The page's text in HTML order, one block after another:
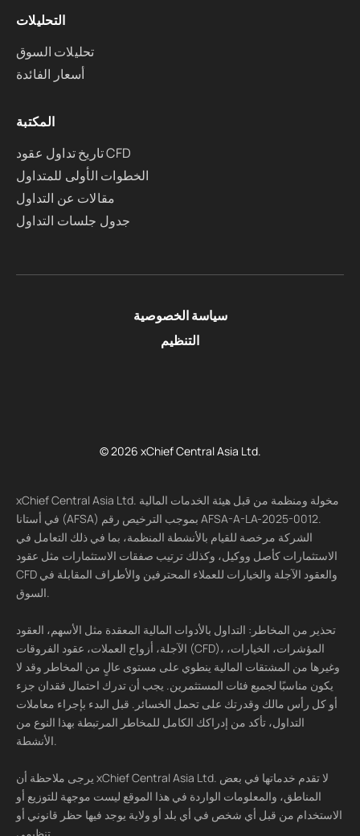
التحليلات
تحليلات السوق
أسعار الفائدة
المكتبة
تاريخ تداول عقود CFD
الخطوات الأولى للمتداول
مقالات عن التداول
جدول جلسات التداول
سياسة الخصوصية
التنظيم
© 2026 xChief Central Asia Ltd.
xChief Central Asia Ltd. مخولة ومنظمة من قبل هيئة الخدمات المالية
في أستانا (AFSA) بموجب الترخيص رقم AFSA-A-LA-2025-0012.
الشركة مرخصة للقيام بالأنشطة المنظمة، بما في ذلك التعامل في
الاستثمارات كأصل ووكيل، وكذلك ترتيب صفقات الاستثمارات مثل عقود
CFD والعقود الآجلة والخيارات للعملاء المحترفين والأطراف المقابلة في
السوق.
تحذير من المخاطر: التداول بالأدوات المالية المعقدة مثل الأسهم، العقود
الآجلة، أزواج العملات، عقود الفروقات (CFD)، المؤشرات، الخيارات،
وغيرها من المشتقات المالية ينطوي على مستوى عالٍ من المخاطر وقد لا
يكون مناسبًا لجميع فئات المستثمرين. يجب أن تدرك احتمال فقدان جزء
أو كل رأس مالك وقدرتك على تحمل الخسائر. قبل البدء بإجراء معاملات
التداول، تأكد من إدراكك الكامل للمخاطر المرتبطة بهذا النوع من
الأنشطة.
يرجى ملاحظة أن xChief Central Asia Ltd. لا تقدم خدماتها في بعض
المناطق، والمعلومات الواردة في هذا الموقع ليست موجهة للتوزيع أو
الاستخدام من قبل أي شخص في أي بلد أو ولاية يوجد فيها حظر قانوني أو